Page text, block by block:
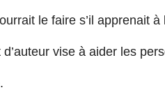
le faire s’il apprenait
vise à aider les